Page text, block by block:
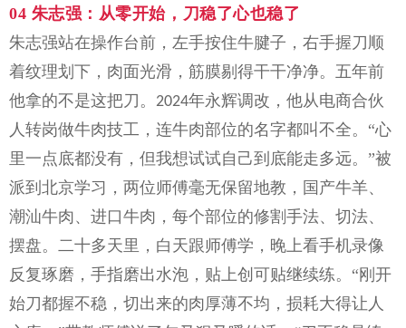
04 朱志强： 从零开始，刀稳了心也稳了
朱志强站在操作台前，左手按住牛腱子，右手握刀顺
着纹理划下，肉面光滑，筋膜剔得干干净净。五年前
他拿的不是这把刀。 2024年永辉调改 ，他从电商合伙
人转岗做牛肉技工，连牛肉部位的名字都叫不全。“心
里一点底都没有，但我想试试自己到底能走多远。”被
派到北京学习，两位师傅毫无保留地教，国产牛羊、
潮汕牛肉、进口牛肉，每个部位的修割手法、切法、
摆盘。二十多天里，白天跟师傅学，晚上看手机录像
反复琢磨，手指磨出水泡，贴上创可贴继续练。“刚开
始刀都握不稳，切出来的肉厚薄不均，损耗大得让人